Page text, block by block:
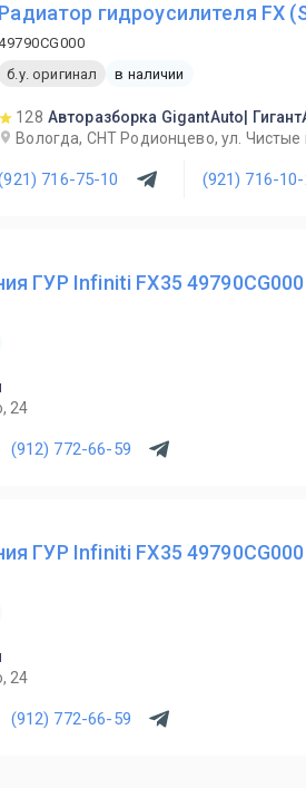
Радиатор гидроусилителя FX
б.у. оригинал
в наличии
128 Авторазборка GigantAuto|
Вологда, СНТ Родионцево, ул. Чистые
716-75-10 (921) 716-
ГУР Infiniti FX35 49790CG000
24
(912) 772-66-59
ГУР Infiniti FX35 49790CG000
24
(912) 772-66-59